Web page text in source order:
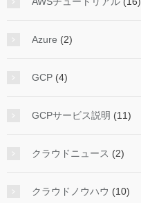
Azure (2)
GCP (4)
GCPサービス説明 (11)
クラウドニュース (2)
クラウドノウハウ (10)